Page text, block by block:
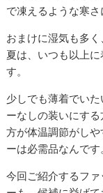
で凍えるような寒さ
おまけに湿気も多
夏は、いつも以上
す。
少しでも薄着でい
ーなしの装いにす
方が体温調節がし
ーは必需品なんです
今回ご紹介するフ